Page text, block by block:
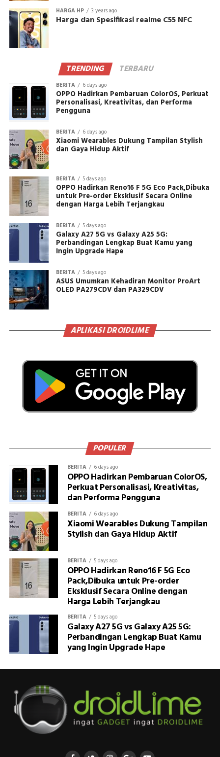
HARGA HP 3 years ago
Harga dan Spesifikasi realme C55 NFC
TRENDING TERBARU
BERITA 6 days ago
OPPO Hadirkan Pembaruan ColorOS, Perkuat
Personalisasi, Kreativitas, dan Performa
Pengguna
BERITA 6 days ago
Xiaomi Wearables Dukung Tampilan Stylish
dan Gaya Hidup Aktif
BERITA 5 days ago
OPPO Hadirkan Reno16 F 5G Eco Pack,Dibuka
untuk Pre-order Eksklusif Secara Online
dengan Harga Lebih Terjangkau
BERITA 5 days ago
Galaxy A27 5G vs Galaxy A25 5G:
Perbandingan Lengkap Buat Kamu yang
Ingin Upgrade Hape
BERITA 5 days ago
ASUS Umumkan Kehadiran Monitor ProArt
OLED PA279CDV dan PA329CDV
APLIKASI DROIDLIME
POPULER
BERITA 6 days ago
OPPO Hadirkan Pembaruan ColorOS,
Perkuat Personalisasi, Kreativitas,
dan Performa Pengguna
BERITA 6 days ago
Xiaomi Wearables Dukung Tampilan
Stylish dan Gaya Hidup Aktif
BERITA 5 days ago
OPPO Hadirkan Reno16 F 5G Eco
Pack,Dibuka untuk Pre-order
Eksklusif Secara Online dengan
Harga Lebih Terjangkau
BERITA 5 days ago
Galaxy A27 5G vs Galaxy A25 5G:
Perbandingan Lengkap Buat Kamu
yang Ingin Upgrade Hape